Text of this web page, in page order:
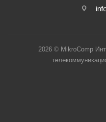
2026 © MikroComp